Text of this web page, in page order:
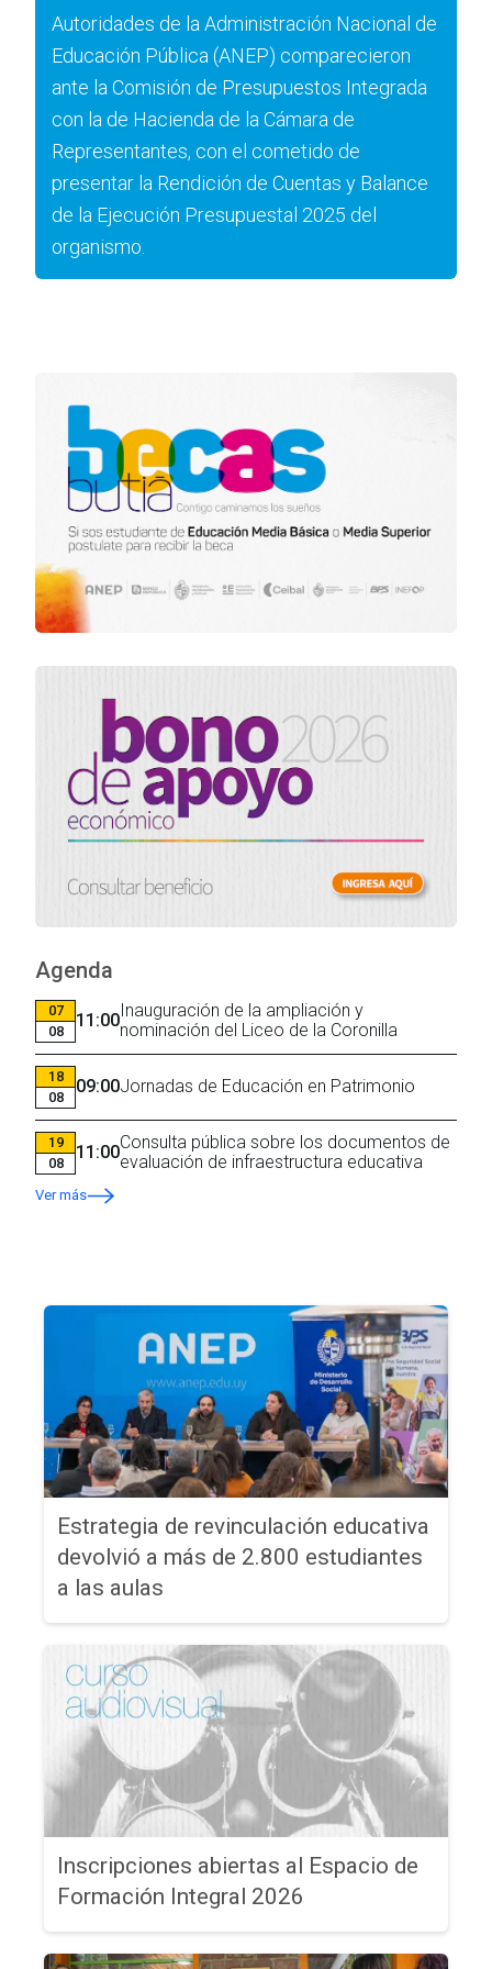
Autoridades de la Administración Nacional de
Educación Pública (ANEP) comparecieron
ante la Comisión de Presupuestos Integrada
con la de Hacienda de la Cámara de
Representantes, con el cometido de
presentar la Rendición de Cuentas y Balance
de la Ejecución Presupuestal 2025 del
organismo.
Agenda
07
08
11:00 Inauguración de la ampliación y
nominación del Liceo de la Coronilla
18
08
09:00Jornadas de Educación en Patrimonio
19
08
11:00Consulta pública sobre los documentos de
evaluación de infraestructura educativa
Ver más
Estrategia de revinculación educativa
devolvió a más de 2.800 estudiantes
a las aulas
Inscripciones abiertas al Espacio de
Formación Integral 2026